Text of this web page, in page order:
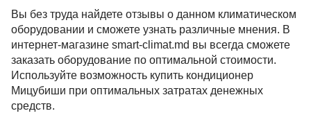
Вы без труда найдете отзывы о данном климатическом
оборудовании и сможете узнать различные мнения. В
интернет-магазине smart-climat.md вы всегда сможете
заказать оборудование по оптимальной стоимости.
Используйте возможность купить кондиционер
Мицубиши при оптимальных затратах денежных
средств.